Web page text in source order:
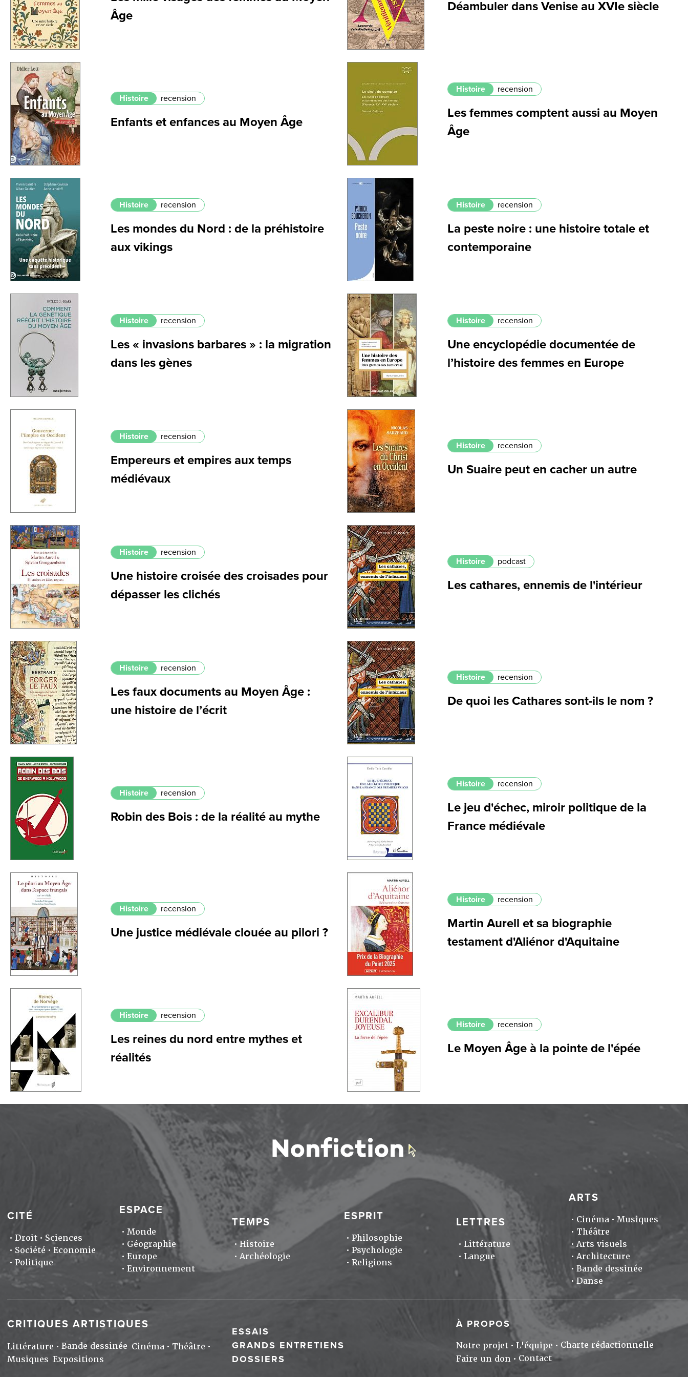
Âge
Déambuler dans Venise au XVIe siècle
Histoire recension
Enfants et enfances au Moyen Âge
Histoire recension
Les femmes comptent aussi au Moyen
Âge
Histoire recension
Les mondes du Nord : de la préhistoire
aux vikings
Histoire recension
La peste noire : une histoire totale et
contemporaine
Histoire recension
Les « invasions barbares » : la migration
dans les gènes
Histoire recension
Une encyclopédie documentée de
l’histoire des femmes en Europe
Histoire recension
Empereurs et empires aux temps
médiévaux
Histoire recension
Un Suaire peut en cacher un autre
Histoire recension
Une histoire croisée des croisades pour
dépasser les clichés
Histoire podcast
Les cathares, ennemis de l'intérieur
Histoire recension
Les faux documents au Moyen Âge :
une histoire de l’écrit
Histoire recension
De quoi les Cathares sont-ils le nom ?
Histoire recension
Robin des Bois : de la réalité au mythe
Histoire recension
Le jeu d'échec, miroir politique de la
France médiévale
Histoire recension
Une justice médiévale clouée au pilori ?
Histoire recension
Martin Aurell et sa biographie
testament d'Aliénor d'Aquitaine
Histoire recension
Les reines du nord entre mythes et
réalités
Histoire recension
Le Moyen Âge à la pointe de l'épée
CITÉ
Droit
Sciences
Société
Economie
Politique
ESPACE
Monde
Géographie
Europe
Environnement
TEMPS
Histoire
Archéologie
ESPRIT
Philosophie
Psychologie
Religions
LETTRES
Littérature
Langue
ARTS
Cinéma
Musiques
Théâtre
Arts visuels
Architecture
Bande dessinée
Danse
CRITIQUES ARTISTIQUES
Littérature Bande dessinée Cinéma
Théâtre
Musiques Expositions
ESSAIS
GRANDS ENTRETIENS
DOSSIERS
À PROPOS
Notre projet L'équipe
Charte rédactionnelle
Faire un don
Contact